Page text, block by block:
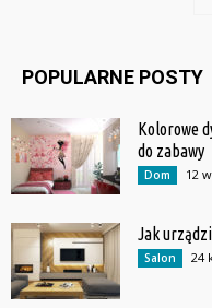
POPULARNE POSTY
Kolorowe
do zabawy
Dom 12
Jak
Salon 24